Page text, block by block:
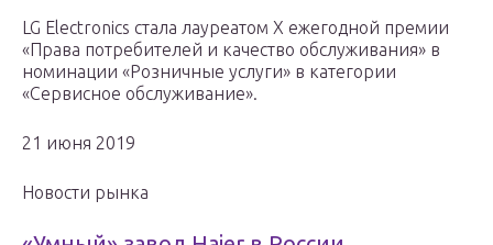
LG Electronics стала лауреатом Х ежегодной премии
«Права потребителей и качество обслуживания» в
номинации «Розничные услуги» в категории
«Сервисное обслуживание».
21 июня 2019
Новости рынка